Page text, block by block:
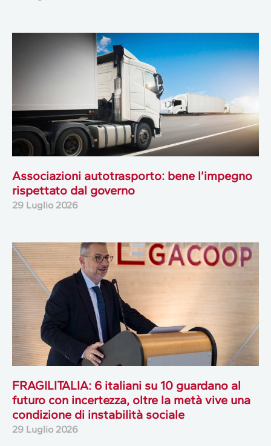
Associazioni autotrasporto: bene l’impegno
rispettato dal governo
29 Luglio 2026
FRAGILITALIA: 6 italiani su 10 guardano al
futuro con incertezza, oltre la metà vive una
condizione di instabilità sociale
29 Luglio 2026